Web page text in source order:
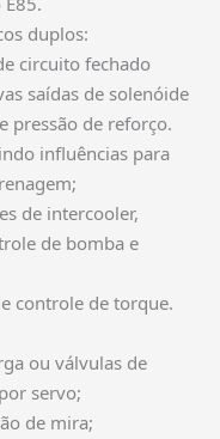
duplos:
circuito fechado
saídas de solenóide
pressão de reforço.
influências para
de intercooler,
de bomba e
controle de torque.
ou válvulas de
servo;
de mira;